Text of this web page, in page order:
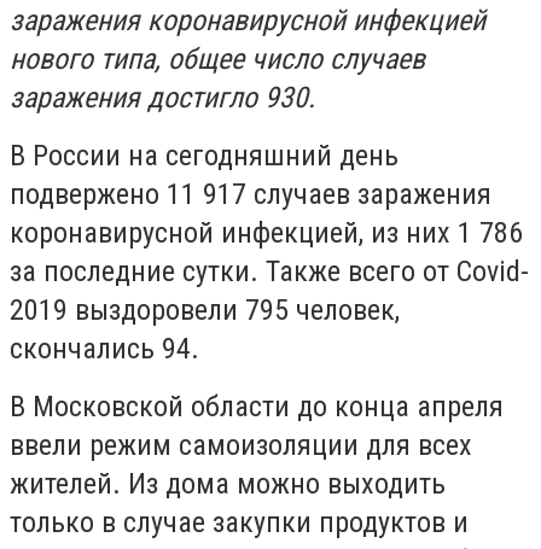
заражения коронавирусной инфекцией
нового типа, общее число случаев
заражения достигло 930.
В России на сегодняшний день
подвержено 11 917 случаев заражения
коронавирусной инфекцией, из них 1 786
за последние сутки. Также всего от Covid-
2019 выздоровели 795 человек,
скончались 94.
В Московской области до конца апреля
ввели режим самоизоляции для всех
жителей. Из дома можно выходить
только в случае закупки продуктов и